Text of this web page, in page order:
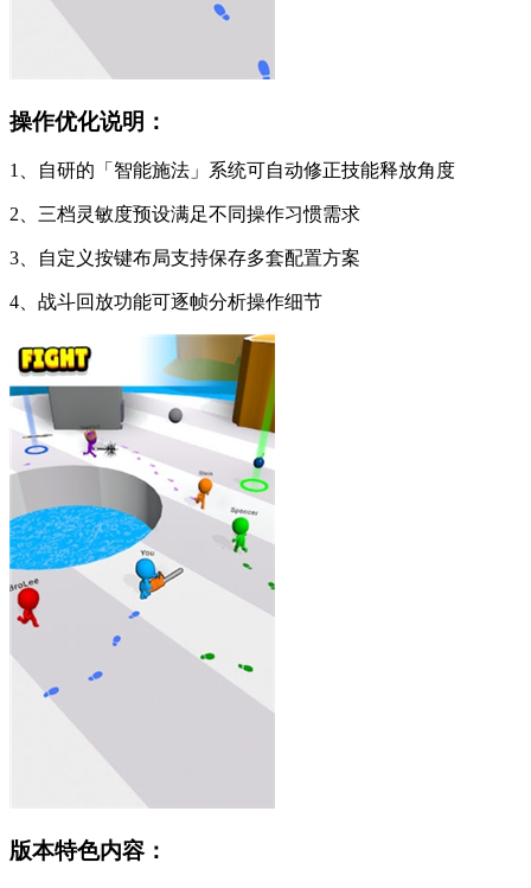
操作优化说明：
1、自研的「智能施法」系统可自动修正技能释放角度
2、三档灵敏度预设满足不同操作习惯需求
3、自定义按键布局支持保存多套配置方案
4、战斗回放功能可逐帧分析操作细节
版本特色内容：